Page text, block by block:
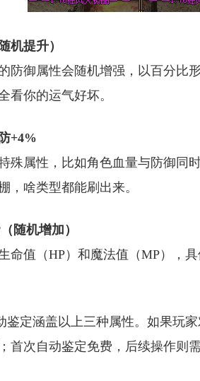
机提升）
防御属性会随机增强，以百分比
看你的运气好坏。
+4%
殊属性，比如角色血量与防御同
，啥类型都能刷出来。
随机增加）
命值（HP）和魔法值（MP），
鉴定涵盖以上三种属性。如果玩
首次自动鉴定免费，后续操作则